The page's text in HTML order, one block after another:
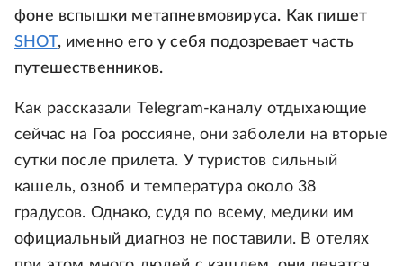
фоне вспышки метапневмовируса. Как пишет
SHOT, именно его у себя подозревает часть
путешественников.
Как рассказали Telegram-каналу отдыхающие
сейчас на Гоа россияне, они заболели на вторые
сутки после прилета. У туристов сильный
кашель, озноб и температура около 38
градусов. Однако, судя по всему, медики им
официальный диагноз не поставили. В отелях